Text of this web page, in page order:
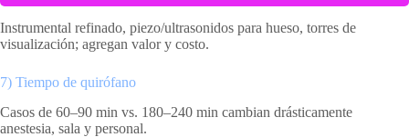
Instrumental refinado, piezo/ultrasonidos para hueso, torres de
visualización; agregan valor y costo.
7) Tiempo de quirófano
Casos de 60–90 min vs. 180–240 min cambian drásticamente
anestesia, sala y personal.